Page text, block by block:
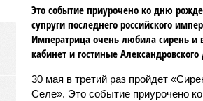
Это событие приурочено ко дню
супруги последнего российского
Императрица очень любила сирень и
кабинет и гостиные Александровского
30 мая в третий раз пройдет
Селе». Это событие приурочено